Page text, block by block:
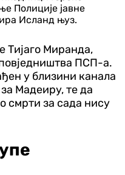
Полиције јавне
Исланд њуз.
Тијаго Миранда,
ПСП-а.
у близини канала
Мадеиру, те да
смрти за сада нису